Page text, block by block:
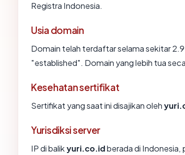
Registra Indonesia.
Usia domain
Domain telah terdaftar selama sekitar
"established". Domain yang lebih tua
Kesehatan sertifikat
Sertifikat yang saat ini disajikan oleh
Yurisdiksi server
IP di balikyuri.co.idberada di Indonesia,